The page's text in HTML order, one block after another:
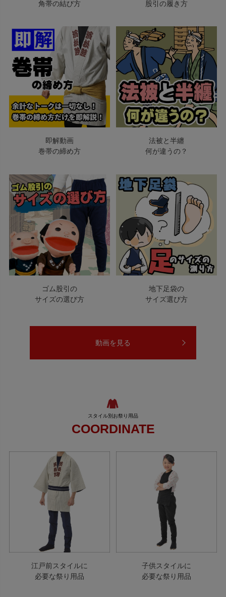
角帯の結び方 股引の履き方
即解動画
巻帯の締め方
法被と半纏
何が違うの？
ゴム股引の
サイズの選び方
地下足袋の
サイズ選び方
動画を見る
COORDINATE
江戸前スタイルに
必要な祭り用品
子供スタイルに
必要な祭り用品